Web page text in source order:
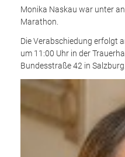
Monika Naskau war unter
Marathon.
Die Verabschiedung erfolgt
um 11:00 Uhr in der
Bundesstraße 42 in Salzburg.